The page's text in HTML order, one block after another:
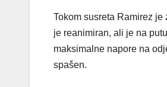
Tokom susreta Ramirez
je reanimiran, ali je na
maksimalne napore na
spašen.